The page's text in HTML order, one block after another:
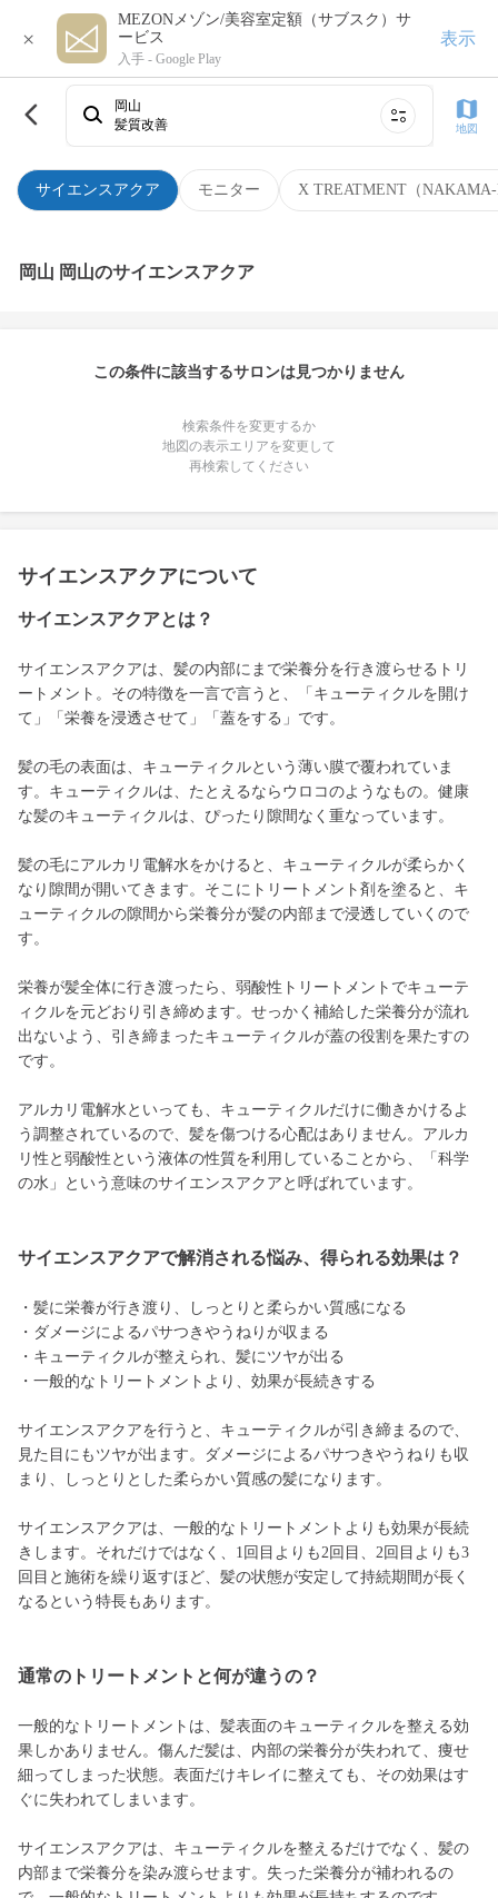
×
MEZONメゾン/美容室定額（サブスク）サ
ービス
入手 - Google Play
表示
サイエンスアクア モニター X TREATMENT（
岡山
髪質改善
地図
岡山 岡山のサイエンスアクア
この条件に該当するサロンは見つかりません
検索条件を変更するか
地図の表示エリアを変更して
再検索してください
サイエンスアクアについて
サイエンスアクアとは？
サイエンスアクアは、髪の内部にまで栄養分を行き渡らせるトリ
ートメント。その特徴を一言で言うと、「キューティクルを開け
て」「栄養を浸透させて」「蓋をする」です。
髪の毛の表面は、キューティクルという薄い膜で覆われていま
す。キューティクルは、たとえるならウロコのようなもの。健康
な髪のキューティクルは、ぴったり隙間なく重なっています。
髪の毛にアルカリ電解水をかけると、キューティクルが柔らかく
なり隙間が開いてきます。そこにトリートメント剤を塗ると、キ
ューティクルの隙間から栄養分が髪の内部まで浸透していくので
す。
栄養が髪全体に行き渡ったら、弱酸性トリートメントでキューテ
ィクルを元どおり引き締めます。せっかく補給した栄養分が流れ
出ないよう、引き締まったキューティクルが蓋の役割を果たすの
です。
アルカリ電解水といっても、キューティクルだけに働きかけるよ
う調整されているので、髪を傷つける心配はありません。アルカ
リ性と弱酸性という液体の性質を利用していることから、「科学
の水」という意味のサイエンスアクアと呼ばれています。
サイエンスアクアで解消される悩み、得られる効果は？
・髪に栄養が行き渡り、しっとりと柔らかい質感になる
・ダメージによるパサつきやうねりが収まる
・キューティクルが整えられ、髪にツヤが出る
・一般的なトリートメントより、効果が長続きする
サイエンスアクアを行うと、キューティクルが引き締まるので、
見た目にもツヤが出ます。ダメージによるパサつきやうねりも収
まり、しっとりとした柔らかい質感の髪になります。
サイエンスアクアは、一般的なトリートメントよりも効果が長続
きします。それだけではなく、1回目よりも2回目、2回目よりも3
回目と施術を繰り返すほど、髪の状態が安定して持続期間が長く
なるという特長もあります。
通常のトリートメントと何が違うの？
一般的なトリートメントは、髪表面のキューティクルを整える効
果しかありません。傷んだ髪は、内部の栄養分が失われて、痩せ
細ってしまった状態。表面だけキレイに整えても、その効果はす
ぐに失われてしまいます。
サイエンスアクアは、キューティクルを整えるだけでなく、髪の
内部まで栄養分を染み渡らせます。失った栄養分が補われるの